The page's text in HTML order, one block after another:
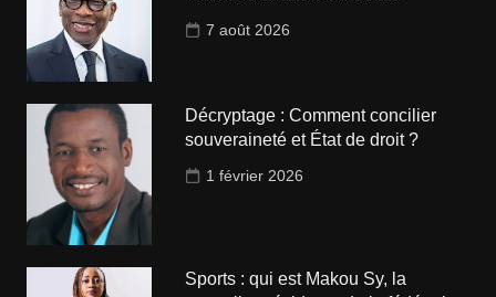
7 août 2026
Décryptage : Comment concilier
souveraineté et État de droit ?
1 février 2026
Sports : qui est Makou Sy, la